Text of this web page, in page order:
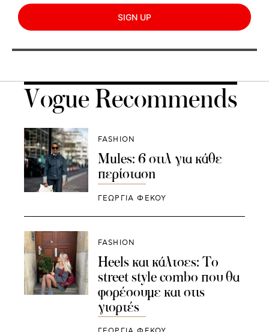
SIGN UP
Vogue Recommends
FASHION
Mules: 6 στιλ για κάθε
περίσταση
ΓΕΩΡΓΙΑ ΦΕΚΟΥ
FASHION
Heels και κάλτσες: To
street style combo που θα
φορέσουμε και στις
γιορτές